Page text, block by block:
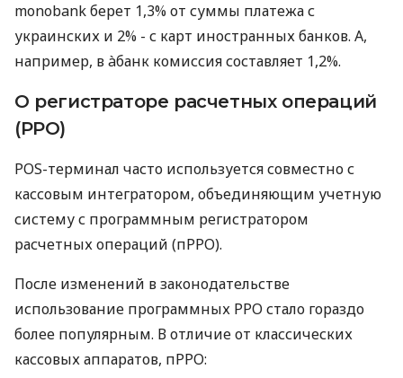
monobank берет 1,3% от суммы платежа с
украинских и 2% - с карт иностранных банков. А,
например, в àбанк комиссия составляет 1,2%.
О регистраторе расчетных операций
(РРО)
POS-терминал часто используется совместно с
кассовым интегратором, объединяющим учетную
систему с программным регистратором
расчетных операций (пРРО).
После изменений в законодательстве
использование программных РРО стало гораздо
более популярным. В отличие от классических
кассовых аппаратов, пРРО: